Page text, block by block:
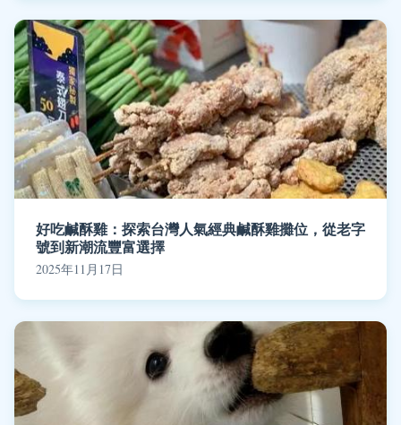
好吃鹹酥雞：探索台灣人氣經典鹹酥雞攤位，從老字
號到新潮流豐富選擇
2025年11月17日